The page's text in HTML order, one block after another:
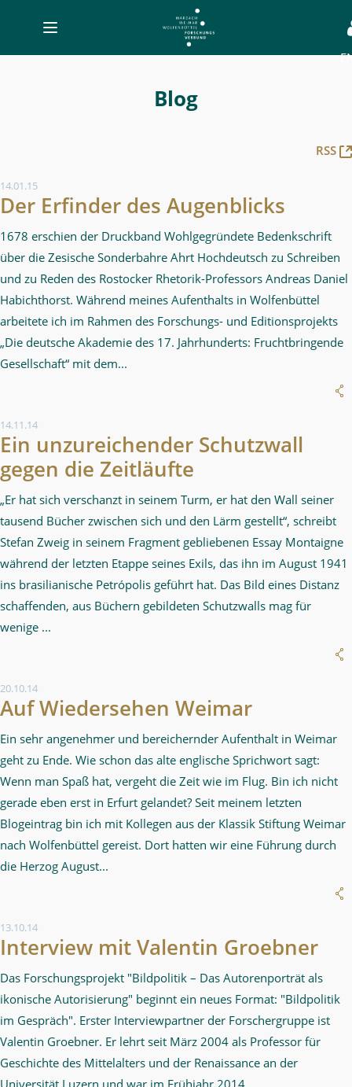
Toggle
navigation
Blog
RSS
14.01.15
Der Erfinder des Augenblicks
1678 erschien der Druckband Wohlgegründete Bedenkschrift
über die Zesische Sonderbahre Ahrt Hochdeutsch zu Schreiben
und zu Reden des Rostocker Rhetorik-Professors Andreas Daniel
Habichthorst. Während meines Aufenthalts in Wolfenbüttel
arbeitete ich im Rahmen des Forschungs- und Editionsprojekts
„Die deutsche Akademie des 17. Jahrhunderts: Fruchtbringende
Gesellschaft“ mit dem...
14.11.14
Ein unzureichender Schutzwall
gegen die Zeitläufte
„Er hat sich verschanzt in seinem Turm, er hat den Wall seiner
tausend Bücher zwischen sich und den Lärm gestellt“, schreibt
Stefan Zweig in seinem Fragment gebliebenen Essay Montaigne
während der letzten Etappe seines Exils, das ihn im August 1941
ins brasilianische Petrópolis geführt hat. Das Bild eines Distanz
schaffenden, aus Büchern gebildeten Schutzwalls mag für
wenige ...
20.10.14
Auf Wiedersehen Weimar
Ein sehr angenehmer und bereichernder Aufenthalt in Weimar
geht zu Ende. Wie schon das alte englische Sprichwort sagt:
Wenn man Spaß hat, vergeht die Zeit wie im Flug. Bin ich nicht
gerade eben erst in Erfurt gelandet? Seit meinem letzten
Blogeintrag bin ich mit Kollegen aus der Klassik Stiftung Weimar
nach Wolfenbüttel gereist. Dort hatten wir eine Führung durch
die Herzog August...
13.10.14
Interview mit Valentin Groebner
Das Forschungsprojekt "Bildpolitik – Das Autorenporträt als
ikonische Autorisierung" beginnt ein neues Format: "Bildpolitik
im Gespräch". Erster Interviewpartner der Forschergruppe ist
Valentin Groebner. Er lehrt seit März 2004 als Professor für
Geschichte des Mittelalters und der Renaissance an der
Universität Luzern und war im Frühjahr 2014